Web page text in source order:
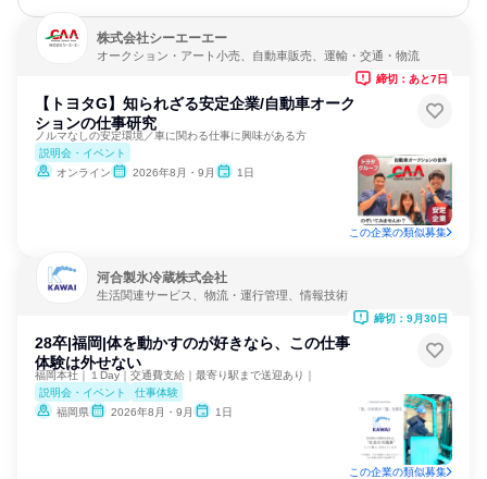
株式会社シーエーエー
オークション・アート小売、自動車販売、運輸・交通・物流
【トヨタG】知られざる安定企業/自動車オーク
ションの仕事研究
ノルマなしの安定環境／車に関わる仕事に興味がある方
説明会・イベント
オンライン
2026年8月・9月 1日
締切：あと7日
この企業の類似募集
河合製氷冷蔵株式会社
生活関連サービス、物流・運行管理、情報技術
28卒|福岡|体を動かすのが好きなら、この仕事
体験は外せない
福岡本社｜１Day｜交通費支給｜最寄り駅まで送迎あり｜
説明会・イベント
仕事体験
福岡県
2026年8月・9月 1日
締切：9月30日
この企業の類似募集